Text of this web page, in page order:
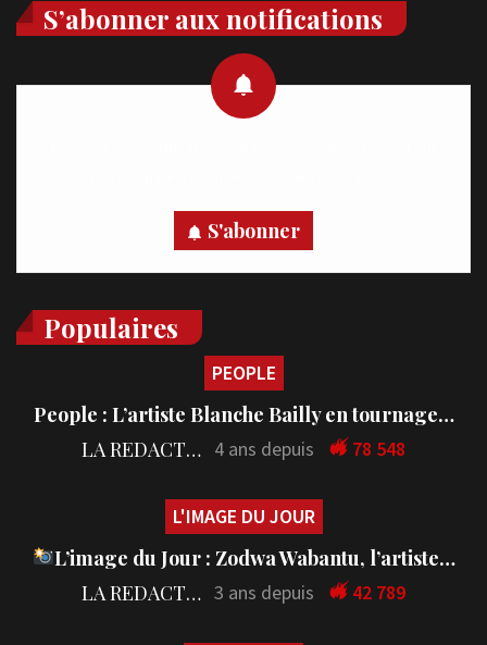
S’abonner aux notifications
S'abonner
Populaires
PEOPLE
People : L’artiste Blanche Bailly en tournage…
LA REDACTION 4 ans depuis 78 548
L'IMAGE DU JOUR
L’image du Jour : Zodwa Wabantu, l’artiste…
LA REDACTION 3 ans depuis 42 789